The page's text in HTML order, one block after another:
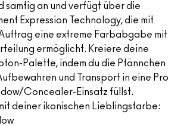
samtig an und verfügt über die
Expression Technology, die mit
eine extreme Farbabgabe mit
ermöglicht. Kreiere deine
Palette, indem du die Pfännchen
und Transport in eine Pro
Concealer-Einsatz füllst.
deiner ikonischen Lieblingsfarbe: